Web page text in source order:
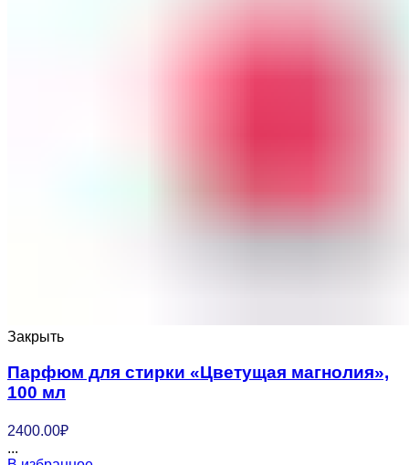
Закрыть
Парфюм для стирки «Цветущая магнолия»,
100 мл
2400.00₽
...